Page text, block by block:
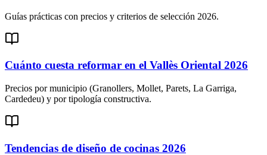
Guías prácticas con precios y criterios de selección 2026.
Cuánto cuesta reformar en el Vallès Oriental 2026
Precios por municipio (Granollers, Mollet, Parets, La Garriga,
Cardedeu) y por tipología constructiva.
Tendencias de diseño de cocinas 2026